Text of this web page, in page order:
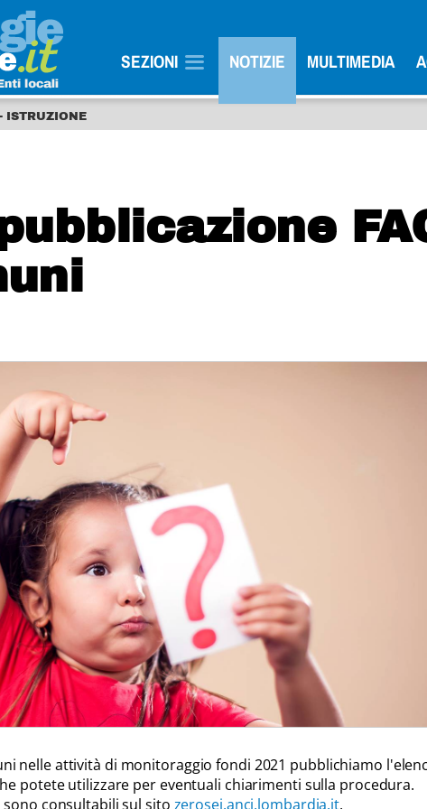
SEZIONI NOTIZIE MULTIMEDIA
ISTRUZIONE
nelle attività di monitoraggio fondi 2021 pubblichiamo
potete utilizzare per eventuali chiarimenti sulla procedura.
consultabili sul sito zerosei.anci.lombardia.it.